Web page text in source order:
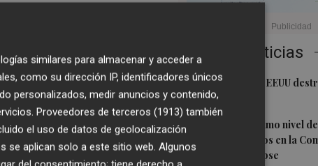
Últimas Noticias
1 La economía de EEUU
empleos en julio
2
Activado el máximo nivel
frente a incendios en la
jornada del eclipse
para el municipio:
total seguridad
son de justicia para el
similares para almacenar y acceder a
como su dirección IP, identificadores únicos
personalizados, medir anuncios y contenido,
Proveedores de terceros (1913) también
el uso de datos de geolocalización
se aplican solo a este sitio web. Algunos